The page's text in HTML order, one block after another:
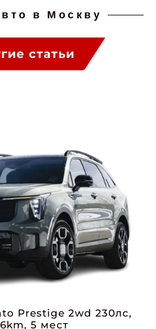
в Москву
статьи
Prestige 2wd 230лс,
5 мест